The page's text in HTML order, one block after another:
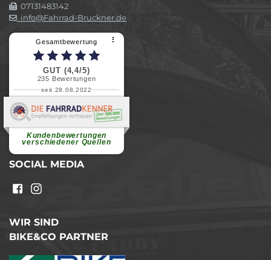
07131483142
info@Fahrrad-Bruckner.de
Gesamtbewertung ⠇
GUT (4,4/5)
235 Bewertungen
seit 28.08.2022
Kundenbewertungen
verschiedener Quellen
Elvira B.
Superschnelle und freundliche
weiterlesen
SOCIAL MEDIA
WIR SIND
BIKE&CO PARTNER